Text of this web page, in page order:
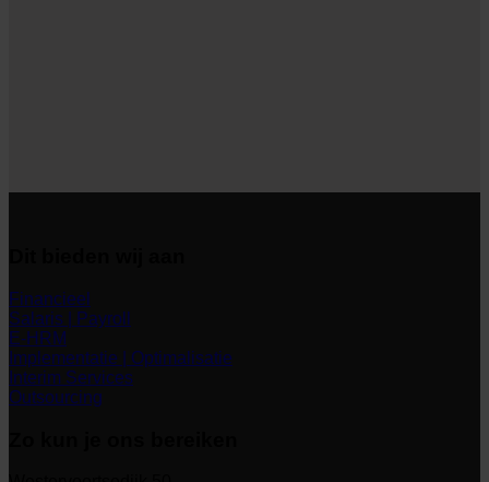
Financieel
Salaris | Payroll
E-HRM
Implementatie | Optimalisatie
Interim Services
Outsourcing